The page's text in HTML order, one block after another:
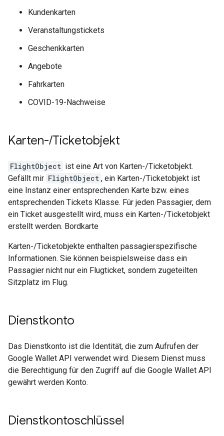
Kundenkarten
Veranstaltungstickets
Geschenkkarten
Angebote
Fahrkarten
COVID-19-Nachweise
Karten-/Ticketobjekt
FlightObject ist eine Art von Karten-/Ticketobjekt.
Gefällt mir FlightObject , ein Karten-/Ticketobjekt ist
eine Instanz einer entsprechenden Karte bzw. eines
entsprechenden Tickets Klasse. Für jeden Passagier, dem
ein Ticket ausgestellt wird, muss ein Karten-/Ticketobjekt
erstellt werden. Bordkarte
Karten-/Ticketobjekte enthalten passagierspezifische
Informationen. Sie können beispielsweise dass ein
Passagier nicht nur ein Flugticket, sondern zugeteilten
Sitzplatz im Flug.
Dienstkonto
Das Dienstkonto ist die Identität, die zum Aufrufen der
Google Wallet API verwendet wird. Diesem Dienst muss
die Berechtigung für den Zugriff auf die Google Wallet API
gewährt werden Konto.
Dienstkontoschlüssel